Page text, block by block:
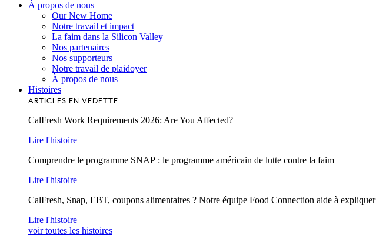
À propos de nous
Our New Home
Notre travail et impact
La faim dans la Silicon Valley
Nos partenaires
Nos supporteurs
Notre travail de plaidoyer
À propos de nous
Histoires
ARTICLES EN VEDETTE
CalFresh Work Requirements 2026: Are You Affected?
Lire l'histoire
Comprendre le programme SNAP : le programme américain de lutte contre la faim
Lire l'histoire
CalFresh, Snap, EBT, coupons alimentaires ? Notre équipe Food Connection aide à expliquer
Lire l'histoire
voir toutes les histoires